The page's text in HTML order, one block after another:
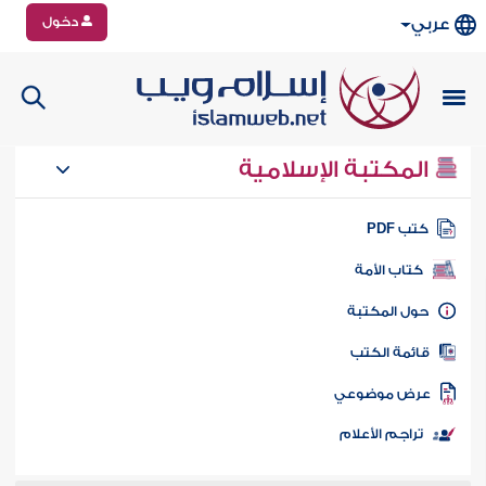
عربي دخول
المكتبة الإسلامية
كتب PDF
كتاب الأمة
المكتبة
الكتب
موضوعي